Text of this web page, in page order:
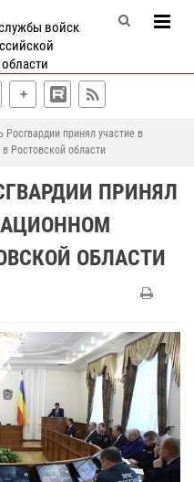
войск
Росгвардии принял участие в
Ростовской области
ПРИНЯЛ
ОБЛАСТИ